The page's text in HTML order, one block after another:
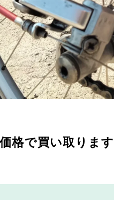
格で買い取ります